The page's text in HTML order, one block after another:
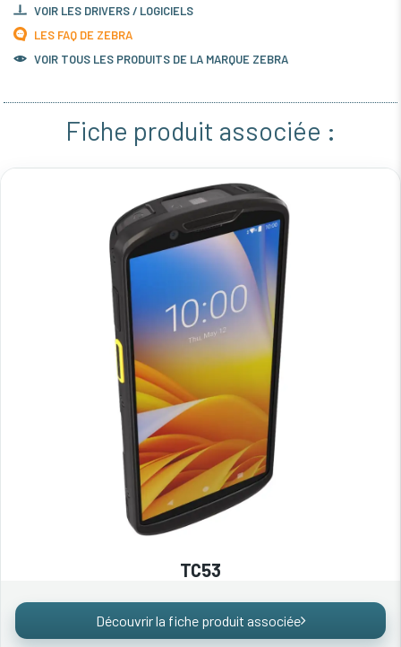
VOIR LES DRIVERS / LOGICIELS
LES FAQ DE ZEBRA
VOIR TOUS LES PRODUITS DE LA MARQUE ZEBRA
Fiche produit associée :
TC53
Découvrir la fiche produit associée